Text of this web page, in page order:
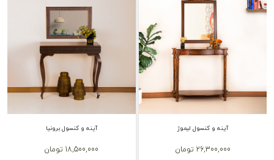
آینه و کنسول برونیا
18,500,000 تومان
آینه و کنسول لیموژ
26,300,000 تومان